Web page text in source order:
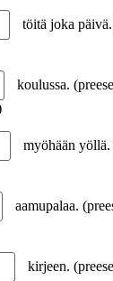
töitä joka
koulussa.
myöhään yöllä.
aamupalaa.
kirjeen.